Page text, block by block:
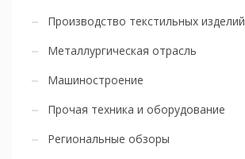
Производство текстильных изделий
Металлургическая отрасль
Машиностроение
Прочая техника и оборудование
Региональные обзоры